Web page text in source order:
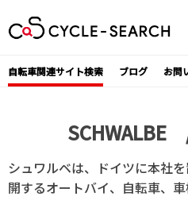
to
content
自転車関連サイト検索 ブログ お問
SCHWALBE
シュワルベは、ドイツに本社
開するオートバイ、自転車、